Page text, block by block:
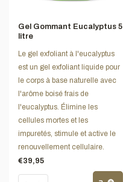
Gel Gommant Eucalyptus 5
litre
Le gel exfoliant à l'eucalyptus
est un gel exfoliant liquide pour
le corps à base naturelle avec
l'arôme boisé frais de
l'eucalyptus. Élimine les
cellules mortes et les
impuretés, stimule et active le
renouvellement cellulaire.
€39,95